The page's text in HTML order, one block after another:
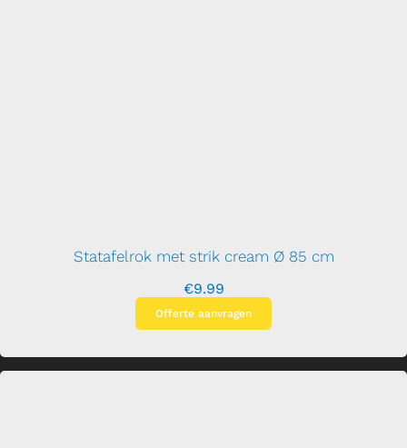
Statafelrok met strik cream Ø 85 cm
€9.99
Offerte aanvragen